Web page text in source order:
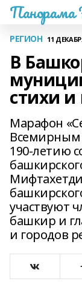
Панорама
РЕГИОН 11
В
стихи и
Марафон
Всемирным
190-летию
участвуют
башкир и
и городов